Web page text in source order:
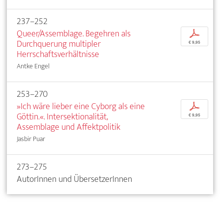
237–252
Queer/Assemblage. Begehren als
Durchquerung multipler
Herrschaftsverhältnisse
Antke Engel
p
€ 9,95
253–270
»Ich wäre lieber eine Cyborg als eine
Göttin.«. Intersektionalität,
Assemblage und Affektpolitik
Jasbir Puar
p
€ 9,95
273–275
AutorInnen und ÜbersetzerInnen